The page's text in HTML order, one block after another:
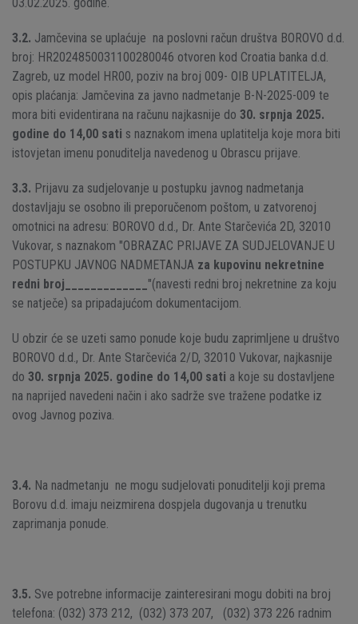
3.2. Jamčevina se uplaćuje na poslovni račun društva BOROVO d.d.
broj: HR2024850031100280046 otvoren kod Croatia banka d.d.
Zagreb, uz model HR00, poziv na broj 009- OIB UPLATITELJA,
opis plaćanja: Jamčevina za javno nadmetanje B-N-2025-009 te
mora biti evidentirana na računu najkasnije do 30. srpnja 2025.
godine do 14,00 sati s naznakom imena uplatitelja koje mora biti
istovjetan imenu ponuditelja navedenog u Obrascu prijave.
3.3. Prijavu za sudjelovanje u postupku javnog nadmetanja
dostavljaju se osobno ili preporučenom poštom, u zatvorenoj
omotnici na adresu: BOROVO d.d., Dr. Ante Starčevića 2D, 32010
Vukovar, s naznakom "OBRAZAC PRIJAVE ZA SUDJELOVANJE U
POSTUPKU JAVNOG NADMETANJA za kupovinu nekretnine
redni broj_____________ "(navesti redni broj nekretnine za koju
se natječe) sa pripadajućom dokumentacijom.
U obzir će se uzeti samo ponude koje budu zaprimljene u društvo
BOROVO d.d., Dr. Ante Starčevića 2/D, 32010 Vukovar, najkasnije
do 30. srpnja 2025. godine do 14,00 sati a koje su dostavljene
na naprijed navedeni način i ako sadrže sve tražene podatke iz
ovog Javnog poziva.
3.4. Na nadmetanju ne mogu sudjelovati ponuditelji koji prema
Borovu d.d. imaju neizmirena dospjela dugovanja u trenutku
zaprimanja ponude.
3.5. Sve potrebne informacije zainteresirani mogu dobiti na broj
telefona: (032) 373 212, (032) 373 207, (032) 373 226 radnim